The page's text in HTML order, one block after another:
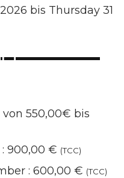
bis Thursday 31
550,00€ bis
900,00 € (TCC)
: 600,00 € (TCC)